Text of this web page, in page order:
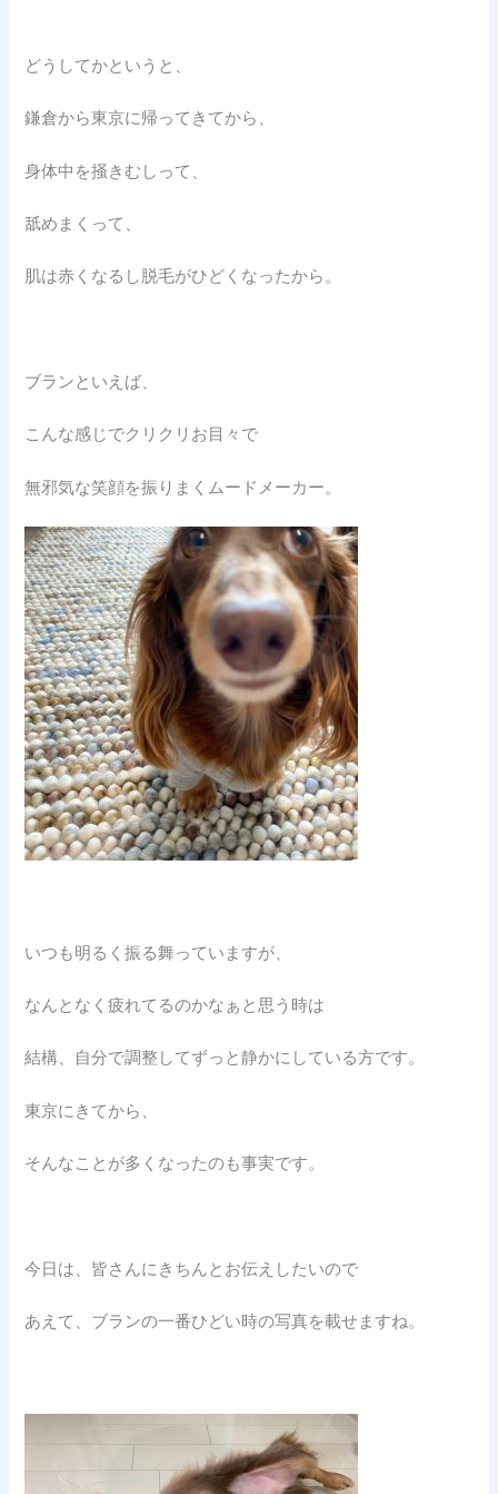
どうしてかというと、
鎌倉から東京に帰ってきてから、
身体中を掻きむしって、
舐めまくって、
肌は赤くなるし脱毛がひどくなったから。
ブランといえば、
こんな感じでクリクリお目々で
無邪気な笑顔を振りまくムードメーカー。
いつも明るく振る舞っていますが、
なんとなく疲れてるのかなぁと思う時は
結構、自分で調整してずっと静かにしている方です。
東京にきてから、
そんなことが多くなったのも事実です。
今日は、皆さんにきちんとお伝えしたいので
あえて、ブランの一番ひどい時の写真を載せますね。